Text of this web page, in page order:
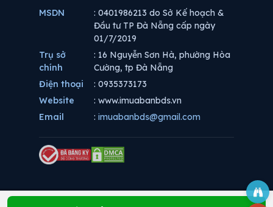
MSDN
: 0401986213 do Sở Kế hoạch &
Đầu tư TP Đà Nẵng cấp ngày
01/7/2019
Trụ sở
chính
: 16 Nguyễn Sơn Hà, phường Hòa
Cường, tp Đà Nẵng
Điện thoại
: 0935373173
Website
: www.imuabanbds.vn
Email
: imuabanbds@gmail.com